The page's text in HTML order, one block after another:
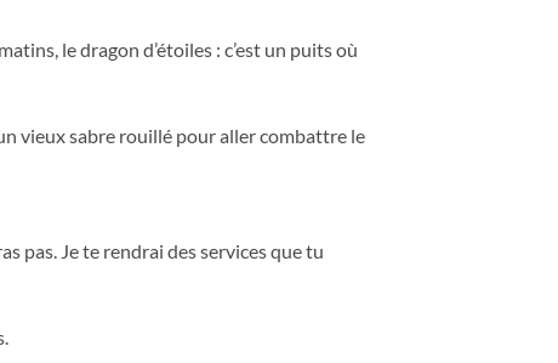
le dragon d’étoiles : c’est un puits où
vieux sabre rouillé pour aller combattre le
pas. Je te rendrai des services que tu